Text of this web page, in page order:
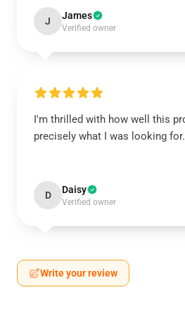
J James
Verified owner
I'm thrilled with how well this
precisely what I was looking for.
D Daisy
Verified owner
Write your review